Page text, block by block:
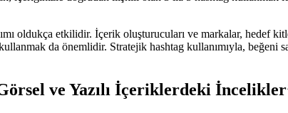
oldukça etkilidir. İçerik oluşturucuları ve markalar, hedef
da önemlidir. Stratejik hashtag kullanımıyla, beğeni
ve Yazılı İçeriklerdeki